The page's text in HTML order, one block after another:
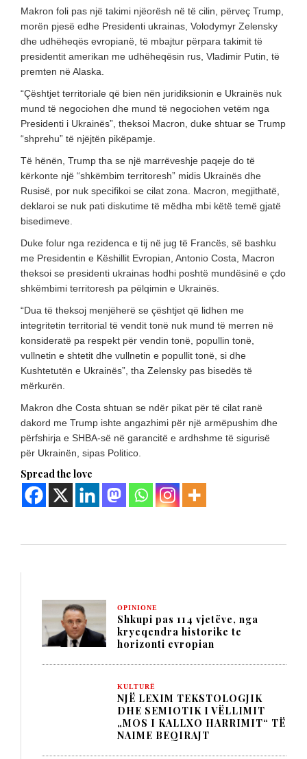
Makron foli pas një takimi njëorësh në të cilin, përveç Trump,
morën pjesë edhe Presidenti ukrainas, Volodymyr Zelensky
dhe udhëheqës evropianë, të mbajtur përpara takimit të
presidentit amerikan me udhëheqësin rus, Vladimir Putin, të
premten në Alaska.
“Çështjet territoriale që bien nën juridiksionin e Ukrainës nuk
mund të negociohen dhe mund të negociohen vetëm nga
Presidenti i Ukrainës”, theksoi Macron, duke shtuar se Trump
“shprehu” të njëjtën pikëpamje.
Të hënën, Trump tha se një marrëveshje paqeje do të
kërkonte një “shkëmbim territoresh” midis Ukrainës dhe
Rusisë, por nuk specifikoi se cilat zona. Macron, megjithatë,
deklaroi se nuk pati diskutime të mëdha mbi këtë temë gjatë
bisedimeve.
Duke folur nga rezidenca e tij në jug të Francës, së bashku
me Presidentin e Këshillit Evropian, Antonio Costa, Macron
theksoi se presidenti ukrainas hodhi poshtë mundësinë e çdo
shkëmbimi territoresh pa pëlqimin e Ukrainës.
“Dua të theksoj menjëherë se çështjet që lidhen me
integritetin territorial të vendit tonë nuk mund të merren në
konsideratë pa respekt për vendin tonë, popullin tonë,
vullnetin e shtetit dhe vullnetin e popullit tonë, si dhe
Kushtetutën e Ukrainës”, tha Zelensky pas bisedës të
mërkurën.
Makron dhe Costa shtuan se ndër pikat për të cilat ranë
dakord me Trump ishte angazhimi për një armëpushim dhe
përfshirja e SHBA-së në garancitë e ardhshme të sigurisë
për Ukrainën, sipas Politico.
Spread the love
OPINIONE
Shkupi pas 114 vjetëve, nga
kryeqendra historike te
horizonti evropian
KULTURË
NJË LEXIM TEKSTOLOGJIK
DHE SEMIOTIK I VËLLIMIT
„MOS I KALLXO HARRIMIT“ TË
NAIME BEQIRAJT